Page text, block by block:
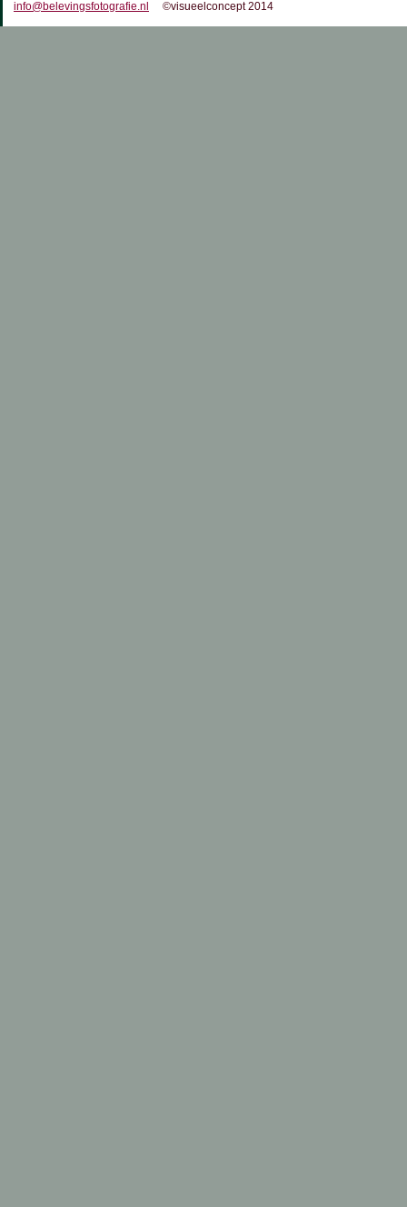
info@belevingsfotografie.nl ©visueelconcept 2014